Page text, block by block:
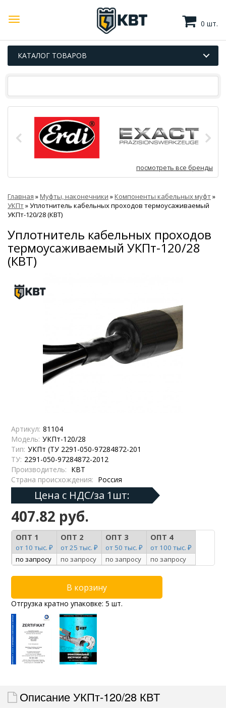
0 шт.
КАТАЛОГ ТОВАРОВ
посмотреть все бренды
Главная »Муфты, наконечники »Компоненты кабельных муфт»
УКПт»Уплотнитель кабельных проходов термоусаживаемый
УКПт-120/28 (КВТ)
Уплотнитель кабельных проходов
термоусаживаемый УКПт-120/28
(КВТ)
Артикул: 81104
Модель: УКПт-120/28
Тип: УКПт (ТУ 2291-050-97284872-201
ТУ: 2291-050-97284872-2012
Производитель: КВТ
Страна происхождения: Россия
Цена с НДС/за 1шт:
407.82 руб.
ОПТ 1
от 10 тыс. ₽
ОПТ 2
от 25 тыс. ₽
ОПТ 3
от 50 тыс. ₽
ОПТ 4
от 100 тыс. ₽
по запросу
по запросу по запросу по запросу
Отгрузка кратно упаковке: 5 шт.
Описание УКПт-120/28 КВТ